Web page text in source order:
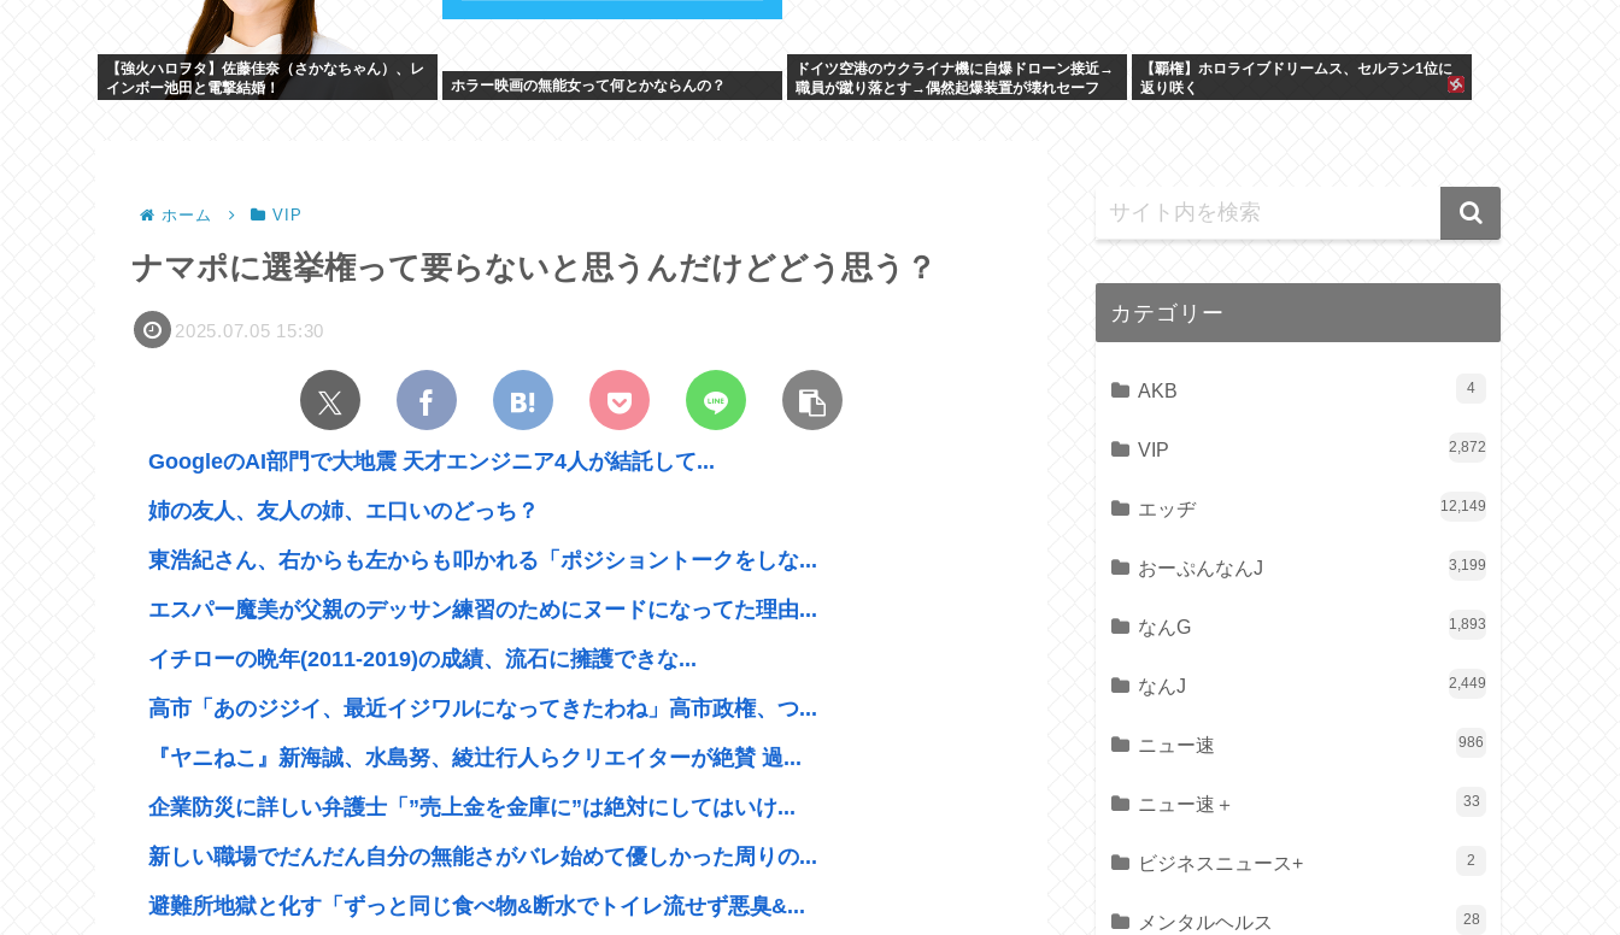
【強火ハロヲタ】佐藤佳奈（さかなちゃん）、レ
インボー池田と電撃結婚！
ホラー映画の無能女って何とかならんの？
ドイツ空港のウクライナ機に自爆ドローン接近→
職員が蹴り落とす→偶然起爆装置が壊れセーフ
【覇権】ホロライブドリームス、セルラン1位に
返り咲く
ホーム VIP
ナマポに選挙権って要らないと思うんだけどどう思う？
2025.07.05 15:30
GoogleのAI部門で大地震 天才エンジニア4人が結託して...
姉の友人、友人の姉、エ口いのどっち？
東浩紀さん、右からも左からも叩かれる「ポジショントークをしな...
エスパー魔美が父親のデッサン練習のためにヌードになってた理由...
イチローの晩年(2011-2019)の成績、流石に擁護できな...
高市「あのジジイ、最近イジワルになってきたわね」高市政権、つ...
『ヤニねこ』新海誠、水島努、綾辻行人らクリエイターが絶賛 過...
企業防災に詳しい弁護士「”売上金を金庫に”は絶対にしてはいけ...
新しい職場でだんだん自分の無能さがバレ始めて優しかった周りの...
避難所地獄と化す「ずっと同じ食べ物&断水でトイレ流せず悪臭&...
カテゴリー
AKB 4
VIP 2,872
エッヂ 12,149
おーぷんなんJ 3,199
なんG 1,893
なんJ 2,449
ニュー速 986
ニュー速＋ 33
ビジネスニュース+ 2
メンタルヘルス 28